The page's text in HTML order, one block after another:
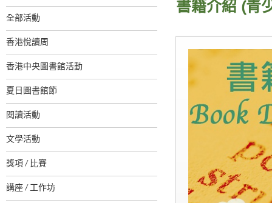
全部活動
香港悅讀周
香港中央圖書館活動
夏日圖書館節
閱讀活動
文學活動
獎項 / 比賽
講座 / 工作坊
書籍介紹 (青